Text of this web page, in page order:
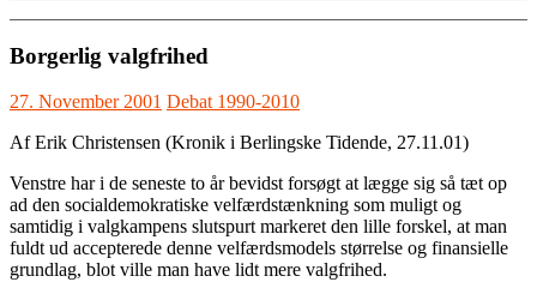
Borgerlig valgfrihed
27. November 2001 Debat 1990-2010
Af Erik Christensen (Kronik i Berlingske Tidende, 27.11.01)
Venstre har i de seneste to år bevidst forsøgt at lægge sig så tæt op
ad den socialdemokratiske velfærdstænkning som muligt og
samtidig i valgkampens slutspurt markeret den lille forskel, at man
fuldt ud accepterede denne velfærdsmodels størrelse og finansielle
grundlag, blot ville man have lidt mere valgfrihed.